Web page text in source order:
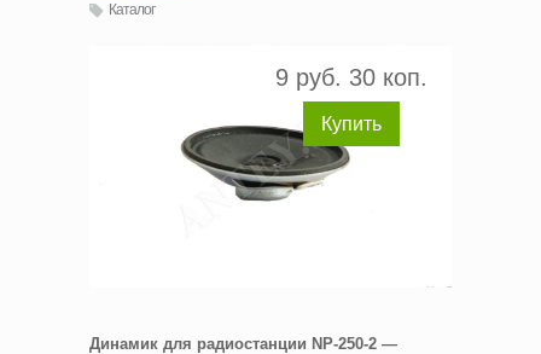
Каталог
9 руб. 30 коп.
Купить
Динамик для радиостанции NP-250-2 —